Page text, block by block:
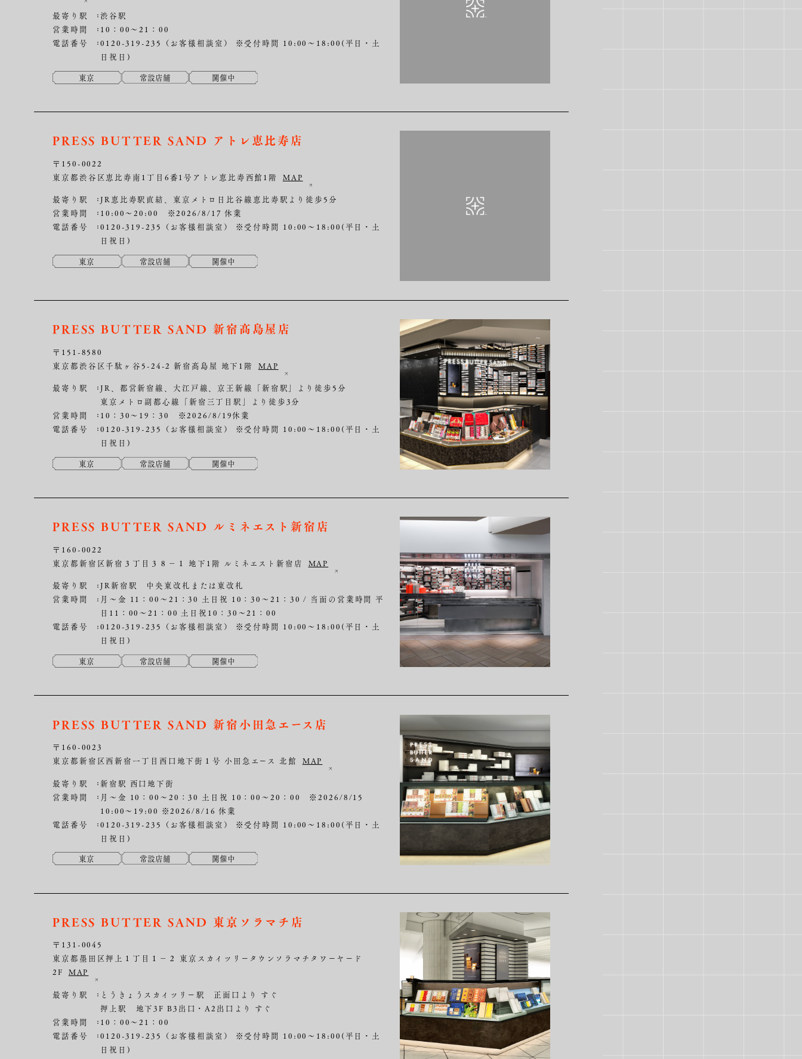
最寄り駅
渋谷駅
営業時間
10：00～21：00
電話番号
0120-319-235（お客様相談室） ※受付時間 10:00～18:00(平日・土
日祝日)
東京
常設店舗 開催中
PRESS BUTTER SAND アトレ恵比寿店
〒150-0022
東京都渋谷区恵比寿南1丁目6番1号アトレ恵比寿西館1階 MAP
最寄り駅
JR恵比寿駅直結、東京メトロ日比谷線恵比寿駅より徒歩5分
営業時間
10:00～20:00 ※2026/8/17 休業
電話番号
0120-319-235（お客様相談室） ※受付時間 10:00～18:00(平日・土
日祝日)
東京
常設店舗 開催中
PRESS BUTTER SAND 新宿髙島屋店
〒151-8580
東京都渋谷区千駄ヶ谷5-24-2 新宿髙島屋 地下1階 MAP
最寄り駅
JR、都営新宿線、大江戸線、京王新線「新宿駅」より徒歩5分
東京メトロ副都心線「新宿三丁目駅」より徒歩3分
営業時間
10：30～19：30 ※2026/8/19休業
電話番号
0120-319-235（お客様相談室） ※受付時間 10:00～18:00(平日・土
日祝日)
東京
常設店舗 開催中
PRESS BUTTER SAND ルミネエスト新宿店
〒160-0022
東京都新宿区新宿３丁目３８−１ 地下1階 ルミネエスト新宿店 MAP
最寄り駅
JR新宿駅 中央東改札または東改札
営業時間
月～金 11：00～21：30 土日祝 10：30～21：30 / 当面の営業時間 平
日11：00～21：00 土日祝10：30～21：00
電話番号
0120-319-235（お客様相談室） ※受付時間 10:00～18:00(平日・土
日祝日)
東京
常設店舗 開催中
PRESS BUTTER SAND 新宿小田急エース店
〒160-0023
東京都新宿区西新宿一丁目西口地下街１号 小田急エース 北館 MAP
最寄り駅
新宿駅 西口地下街
営業時間
月～金 10：00～20：30 土日祝 10：00～20：00 ※2026/8/15
10:00〜19:00 ※2026/8/16 休業
電話番号
0120-319-235（お客様相談室） ※受付時間 10:00～18:00(平日・土
日祝日)
東京
常設店舗 開催中
PRESS BUTTER SAND 東京ソラマチ店
〒131-0045
東京都墨田区押上１丁目１−２ 東京スカイツリータウンソラマチタワーヤード
2F MAP
最寄り駅
とうきょうスカイツリー駅 正面口より すぐ
押上駅 地下3F B3出口・A2出口より すぐ
営業時間
10：00～21：00
電話番号
0120-319-235（お客様相談室） ※受付時間 10:00～18:00(平日・土
日祝日)